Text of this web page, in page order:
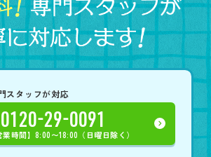
スタッフが対応
0120-29-0091
業時間】8:00〜18:00（日曜日除く）